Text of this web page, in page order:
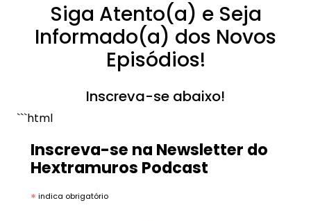
Siga Atento(a) e Seja
Informado(a) dos Novos
Episódios!
Inscreva-se abaixo!
```html
Inscreva-se na Newsletter do
Hextramuros Podcast
* indica obrigatório